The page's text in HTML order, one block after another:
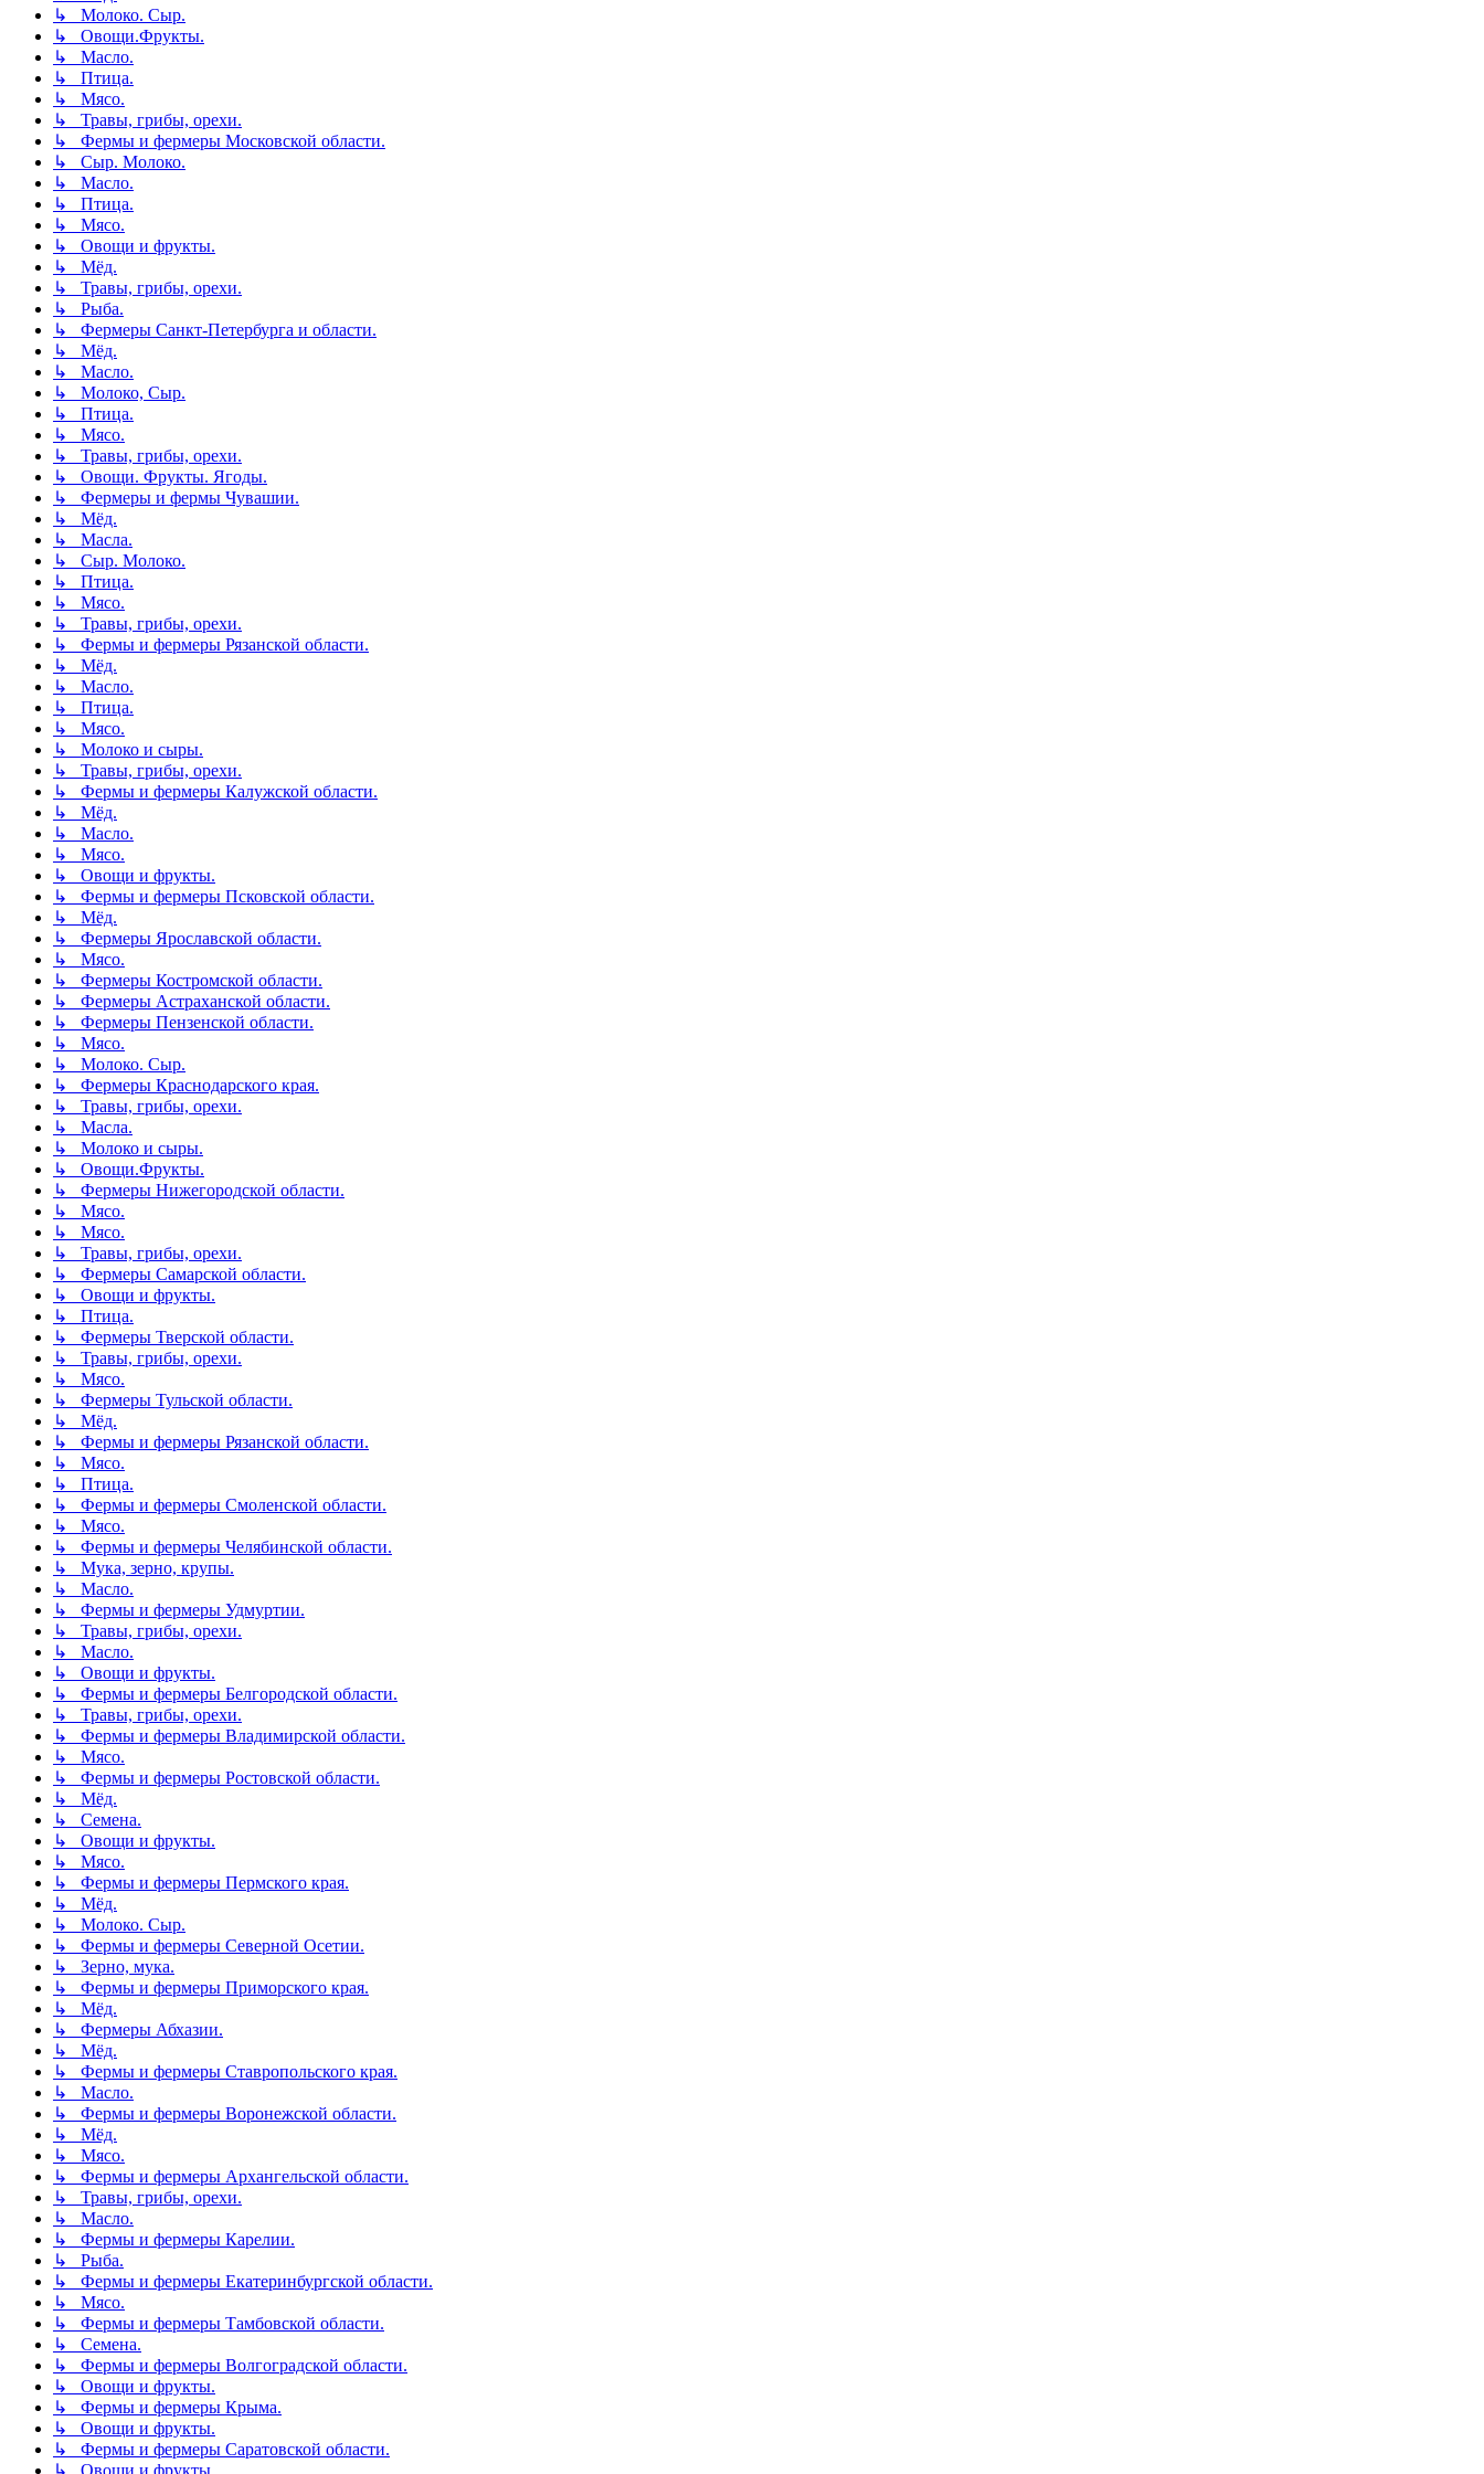
↳ Молоко. Сыр.
↳ Овощи.Фрукты.
↳ Масло.
↳ Птица.
↳ Мясо.
↳ Травы, грибы, орехи.
↳ Фермы и фермеры Московской области.
↳ Сыр. Молоко.
↳ Масло.
↳ Птица.
↳ Мясо.
↳ Овощи и фрукты.
↳ Мёд.
↳ Травы, грибы, орехи.
↳ Рыба.
↳ Фермеры Санкт-Петербурга и области.
↳ Мёд.
↳ Масло.
↳ Молоко, Сыр.
↳ Птица.
↳ Мясо.
↳ Травы, грибы, орехи.
↳ Овощи. Фрукты. Ягоды.
↳ Фермеры и фермы Чувашии.
↳ Мёд.
↳ Масла.
↳ Сыр. Молоко.
↳ Птица.
↳ Мясо.
↳ Травы, грибы, орехи.
↳ Фермы и фермеры Рязанской области.
↳ Мёд.
↳ Масло.
↳ Птица.
↳ Мясо.
↳ Молоко и сыры.
↳ Травы, грибы, орехи.
↳ Фермы и фермеры Калужской области.
↳ Мёд.
↳ Масло.
↳ Мясо.
↳ Овощи и фрукты.
↳ Фермы и фермеры Псковской области.
↳ Мёд.
↳ Фермеры Ярославской области.
↳ Мясо.
↳ Фермеры Костромской области.
↳ Фермеры Астраханской области.
↳ Фермеры Пензенской области.
↳ Мясо.
↳ Молоко. Сыр.
↳ Фермеры Краснодарского края.
↳ Травы, грибы, орехи.
↳ Масла.
↳ Молоко и сыры.
↳ Овощи.Фрукты.
↳ Фермеры Нижегородской области.
↳ Мясо.
↳ Мясо.
↳ Травы, грибы, орехи.
↳ Фермеры Самарской области.
↳ Овощи и фрукты.
↳ Птица.
↳ Фермеры Тверской области.
↳ Травы, грибы, орехи.
↳ Мясо.
↳ Фермеры Тульской области.
↳ Мёд.
↳ Фермы и фермеры Рязанской области.
↳ Мясо.
↳ Птица.
↳ Фермы и фермеры Смоленской области.
↳ Мясо.
↳ Фермы и фермеры Челябинской области.
↳ Мука, зерно, крупы.
↳ Масло.
↳ Фермы и фермеры Удмуртии.
↳ Травы, грибы, орехи.
↳ Масло.
↳ Овощи и фрукты.
↳ Фермы и фермеры Белгородской области.
↳ Травы, грибы, орехи.
↳ Фермы и фермеры Владимирской области.
↳ Мясо.
↳ Фермы и фермеры Ростовской области.
↳ Мёд.
↳ Семена.
↳ Овощи и фрукты.
↳ Мясо.
↳ Фермы и фермеры Пермского края.
↳ Мёд.
↳ Молоко. Сыр.
↳ Фермы и фермеры Северной Осетии.
↳ Зерно, мука.
↳ Фермы и фермеры Приморского края.
↳ Мёд.
↳ Фермеры Абхазии.
↳ Мёд.
↳ Фермы и фермеры Ставропольского края.
↳ Масло.
↳ Фермы и фермеры Воронежской области.
↳ Мёд.
↳ Мясо.
↳ Фермы и фермеры Архангельской области.
↳ Травы, грибы, орехи.
↳ Масло.
↳ Фермы и фермеры Карелии.
↳ Рыба.
↳ Фермы и фермеры Екатеринбургской области.
↳ Мясо.
↳ Фермы и фермеры Тамбовской области.
↳ Семена.
↳ Фермы и фермеры Волгоградской области.
↳ Овощи и фрукты.
↳ Фермы и фермеры Крыма.
↳ Овощи и фрукты.
↳ Фермы и фермеры Саратовской области.